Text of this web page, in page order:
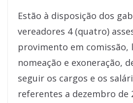
Estão à disposição dos
vereadores 4 (quatro)
provimento em comissão,
nomeação e exoneração,
seguir os cargos e os
referentes a dezembro de